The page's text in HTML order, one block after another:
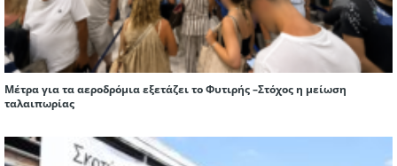
Μέτρα για τα αεροδρόμια εξετάζει το Φυτιρής –Στόχος η μείωση
ταλαιπωρίας